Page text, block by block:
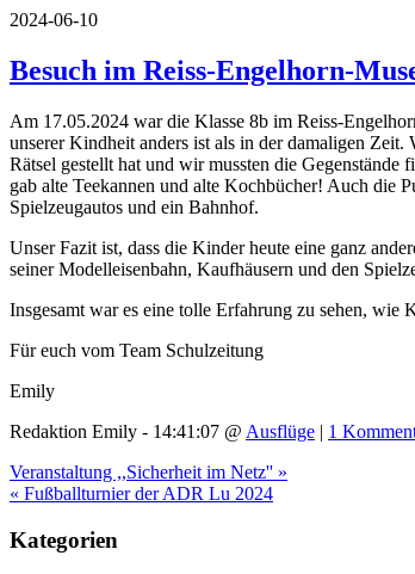
2024-06-10
Besuch im Reiss-Engelhorn-
Am 17.05.2024 war die Klasse 8b im Reiss-
unserer Kindheit anders ist als in der damaligen Zeit.
Rätsel gestellt hat und wir mussten die
gab alte Teekannen und alte Kochbücher! Auch die
Spielzeugautos und ein Bahnhof.
Unser Fazit ist, dass die Kinder heute eine ganz
seiner Modelleisenbahn, Kaufhäusern und den
Insgesamt war es eine tolle Erfahrung zu sehen,
Für euch vom Team Schulzeitung
Emily
Redaktion Emily - 14:41:07 @ Ausflüge | 1
Veranstaltung ,,Sicherheit im Netz'' »
« Fußballturnier der ADR Lu 2024
Kategorien